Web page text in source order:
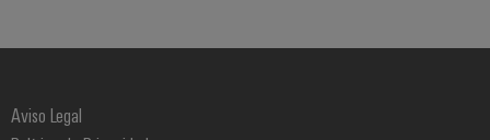
Aviso Legal